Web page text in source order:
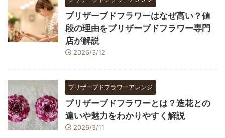
プリザーブドフラワーはなぜ高い？値
段の理由をプリザーブドフラワー専門
店が解説
2026/3/12
プリザーブドフラワーアレンジ
プリザーブドフラワーとは？造花との
違いや魅力をわかりやすく解説
2026/3/11